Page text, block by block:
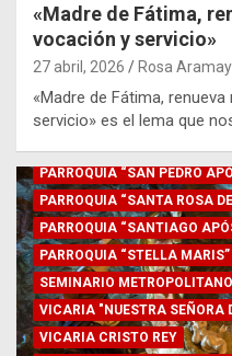
«Madre de Fátima,
vocación y servicio»
27 abril, 2026 Rosa
«Madre de Fátima,
servicio» es el lema que
PARROQUIA “NUESTRA
PARROQUIA “NUESTRA
PARROQUIA “NUESTRA
PARROQUIA “SAN EZEQUIEL
PARROQUIA “SAN JUAN
PARROQUIA “SAN PEDRO
PARROQUIA “SANTA ROSA
PARROQUIA “SANTIAGO
PARROQUIA “STELLA MARIS”
SEMINARIO
VICARIA "NUESTRA SEÑORA
VICARIA CRISTO REY